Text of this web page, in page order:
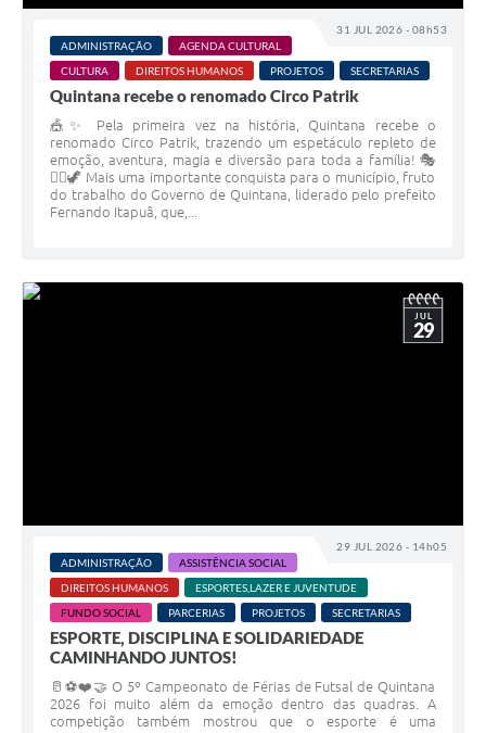
31 JUL 2026 - 08h53
ADMINISTRAÇÃO
AGENDA CULTURAL
CULTURA
DIREITOS HUMANOS PROJETOS SECRETARIAS
Quintana recebe o renomado Circo Patrik
🎪✨ Pela primeira vez na história, Quintana recebe o
renomado Circo Patrik, trazendo um espetáculo repleto de
emoção, aventura, magia e diversão para toda a família! 🎭
🤹‍♂️🦖 Mais uma importante conquista para o município, fruto
do trabalho do Governo de Quintana, liderado pelo prefeito
Fernando Itapuã, que,...
29 JUL 2026 - 14h05
JUL
29
ADMINISTRAÇÃO
ASSISTÊNCIA SOCIAL
DIREITOS HUMANOS
ESPORTES,LAZER E JUVENTUDE
FUNDO SOCIAL
PARCERIAS PROJETOS SECRETARIAS
ESPORTE, DISCIPLINA E SOLIDARIEDADE
CAMINHANDO JUNTOS!
🥛⚽❤️🤝 O 5º Campeonato de Férias de Futsal de Quintana
2026 foi muito além da emoção dentro das quadras. A
competição também mostrou que o esporte é uma